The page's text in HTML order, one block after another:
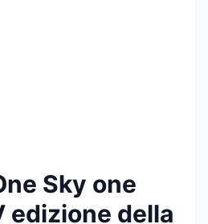
Sky one
edizione della